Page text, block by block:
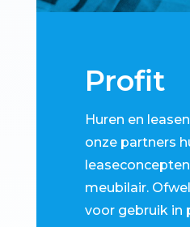
Profit
Huren en
onze partners
meubilair.
voor gebruik in